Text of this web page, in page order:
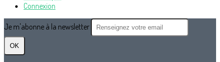
Connexion
Je m'abonne à la newsletter
OK